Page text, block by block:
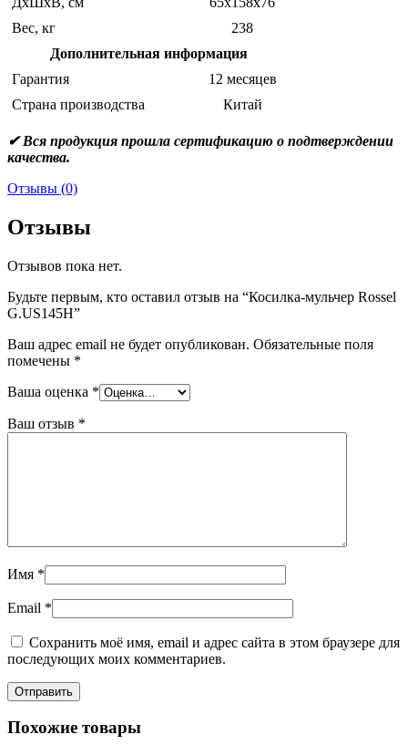
Вес, кг
238
Дополнительная информация
Гарантия
12 месяцев
Страна производства
Китай
✔ Вся продукция прошла сертификацию о подтверждении
качества.
Отзывы (0)
Отзывы
Отзывов пока нет.
Будьте первым, кто оставил отзыв на “Косилка-мульчер Rossel
G.US145H”
Ваш адрес email не будет опубликован. Обязательные поля
помечены *
Ваша оценка *
Ваш отзыв *
Имя *
Email *
Сохранить моё имя, email и адрес сайта в этом браузере для
последующих моих комментариев.
Похожие товары